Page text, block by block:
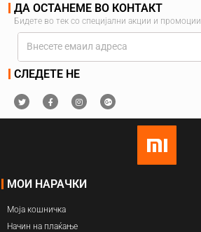
ДА ОСТАНЕМЕ ВО КОНТАКТ
Бидете во тек со специјални акции и промоции
СЛЕДЕТЕ НЕ
МОИ НАРАЧКИ
Моја кошничка
Начин на плаќање